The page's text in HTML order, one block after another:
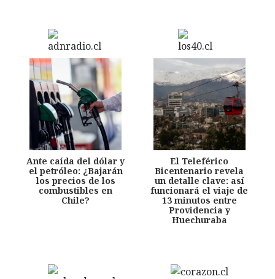
Ante caída del dólar y
el petróleo: ¿Bajarán
los precios de los
combustibles en
Chile?
El Teleférico
Bicentenario revela
un detalle clave: así
funcionará el viaje de
13 minutos entre
Providencia y
Huechuraba